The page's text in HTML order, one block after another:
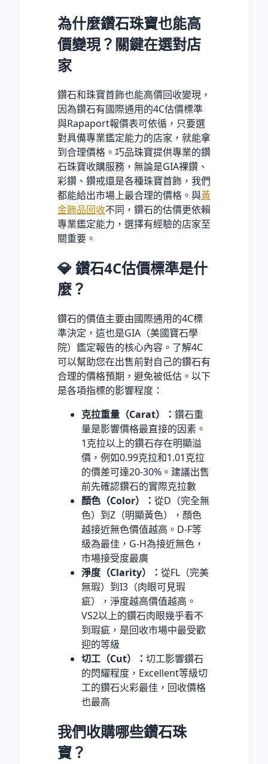
為什麼鑽石珠寶也能高
價變現？關鍵在選對店
家
鑽石和珠寶首飾也能高價回收變現，
因為鑽石有國際通用的4C估價標準
與Rapaport報價表可依循，只要選
對具備專業鑑定能力的店家，就能拿
到合理價格。巧品珠寶提供專業的鑽
石珠寶收購服務，無論是GIA裸鑽、
彩鑽、鑽戒還是各種珠寶首飾，我們
都能給出市場上最合理的價格。與黃
金飾品回收不同，鑽石的估價更依賴
專業鑑定能力，選擇有經驗的店家至
關重要。
💎 鑽石4C估價標準是什
麼？
鑽石的價值主要由國際通用的4C標
準決定，這也是GIA（美國寶石學
院）鑑定報告的核心內容。了解4C
可以幫助您在出售前對自己的鑽石有
合理的價格預期，避免被低估。以下
是各項指標的影響程度：
克拉重量（Carat）： 鑽石重
量是影響價格最直接的因素。
1克拉以上的鑽石存在明顯溢
價，例如0.99克拉和1.01克拉
的價差可達20-30% 。建議出售
前先確認鑽石的實際克拉數
顏色（Color）： 從D（完全無
色）到Z（明顯黃色），顏色
越接近無色價值越高。D-F等
級為最佳，G-H為接近無色，
市場接受度最廣
淨度（Clarity）： 從FL（完美
無瑕）到I3（肉眼可見瑕
疵），淨度越高價值越高。
VS2以上的鑽石肉眼幾乎看不
到瑕疵，是回收市場中最受歡
迎的等級
切工（Cut）： 切工影響鑽石
的閃耀程度，Excellent等級切
工的鑽石火彩最佳，回收價格
也最高
我們收購哪些鑽石珠
寶？